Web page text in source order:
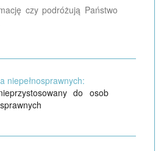
czy podróżują Państwo
niepełnosprawnych:
do osob